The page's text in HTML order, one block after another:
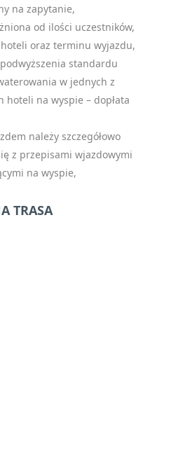
na zapytanie,
od ilości uczestników,
oraz terminu wyjazdu,
standardu
w jednych z
hoteli na wyspie – dopłata
należy szczegółowo
z przepisami wjazdowymi
na wyspie,
TRASA